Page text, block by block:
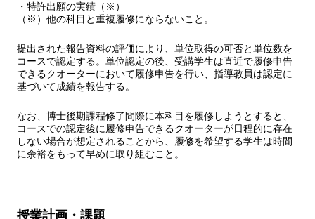
・特許出願の実績（※）
（※）他の科目と重複履修にならないこと。
提出された報告資料の評価により、単位取得の可否と単位数を
コースで認定する。単位認定の後、受講学生は直近で履修申告
できるクオーターにおいて履修申告を行い、指導教員は認定に
基づいて成績を報告する。
なお、博士後期課程修了間際に本科目を履修しようとすると、
コースでの認定後に履修申告できるクオーターが日程的に存在
しない場合が想定されることから、履修を希望する学生は時間
に余裕をもって早めに取り組むこと。
授業計画・課題